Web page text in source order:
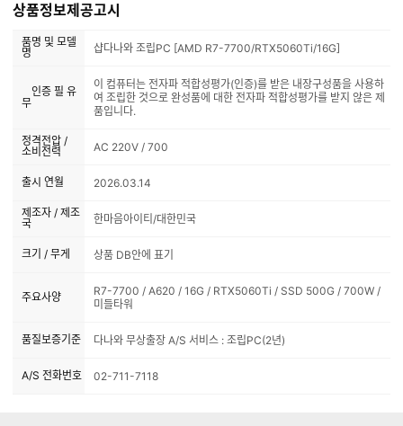
상품정보제공고시
품명 및 모델
명
샵다나와 조립PC [AMD R7-7700/RTX5060Ti/16G]
인증 필 유
무
이 컴퓨터는 전자파 적합성평가(인증)를 받은 내장구성품을 사용하
여 조립한 것으로 완성품에 대한 전자파 적합성평가를 받지 않은 제
품입니다.
정격전압 /
소비전력
AC 220V / 700
출시 연월 2026.03.14
제조자 / 제조
국
한마음아이티/대한민국
크기 / 무게 상품 DB안에 표기
주요사양
R7-7700 / A620 / 16G / RTX5060Ti / SSD 500G / 700W /
미들타워
품질보증기준 다나와 무상출장 A/S 서비스 : 조립PC(2년)
A/S 전화번호 02-711-7118